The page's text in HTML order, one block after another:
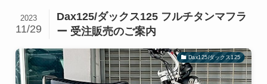
Dax125/ダックス125 フルチタンマフラ
ー 受注販売のご案内
2023
11/29
Dax125/ダックス125